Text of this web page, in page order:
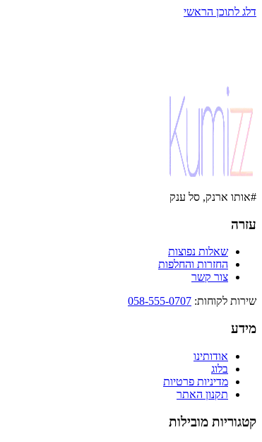
דלג לתוכן הראשי
#אותו ארנק, סל ענק
עזרה
שאלות נפוצות
החזרות והחלפות
צור קשר
שירות לקוחות:
058-555-0707
מידע
אודותינו
בלוג
מדיניות פרטיות
תקנון האתר
קטגוריות מובילות